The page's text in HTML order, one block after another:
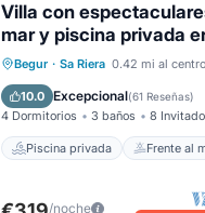
Villa con
mar y piscina privada
Begur · Sa Riera 0.42 mi al centro
10.0 Excepcional(61 Reseñas)
4 Dormitorios 3 baños 8
Piscina privada Frente al
Piscina privada
Frente
Aparcamiento
Piscina
/noche